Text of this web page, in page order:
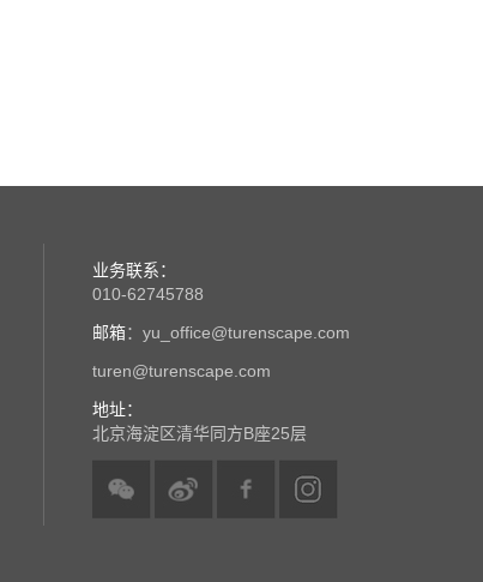
业务联系：
010-62745788
邮箱：yu_office@turenscape.com
turen@turenscape.com
地址：
北京海淀区清华同方B座25层